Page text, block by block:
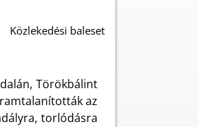
Közlekedési baleset
Törökbálint
az
torlódásra